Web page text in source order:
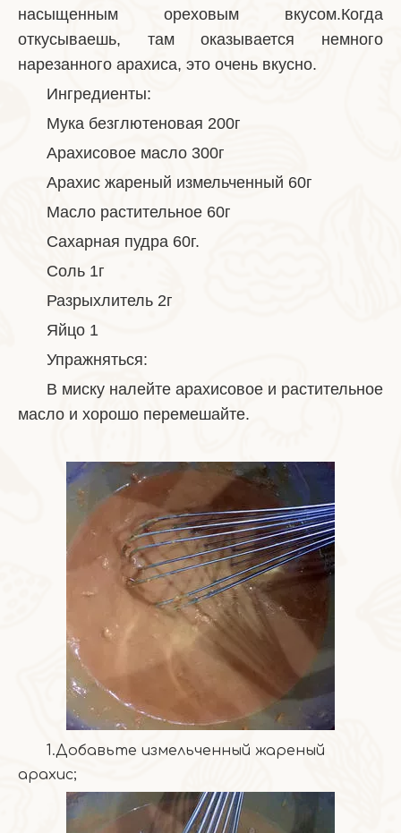
насыщенным ореховым вкусом.Когда
откусываешь, там оказывается немного
нарезанного арахиса, это очень вкусно.
Ингредиенты:
Мука безглютеновая 200г
Арахисовое масло 300г
Арахис жареный измельченный 60г
Масло растительное 60г
Сахарная пудра 60г.
Соль 1г
Разрыхлитель 2г
Яйцо 1
Упражняться:
В миску налейте арахисовое и растительное
масло и хорошо перемешайте.
1.Добавьте измельченный жареный
арахис;